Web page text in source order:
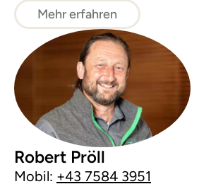
Mehr erfahren
Robert Pröll
Mobil: +43 7584 3951